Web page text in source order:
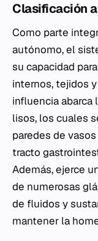
Clasificación
Como parte
autónomo, el
su capacidad
internos, tejidos
influencia abarca
lisos, los cuales
paredes de
tracto
Además, ejerce
de numerosas
de fluidos y
mantener la